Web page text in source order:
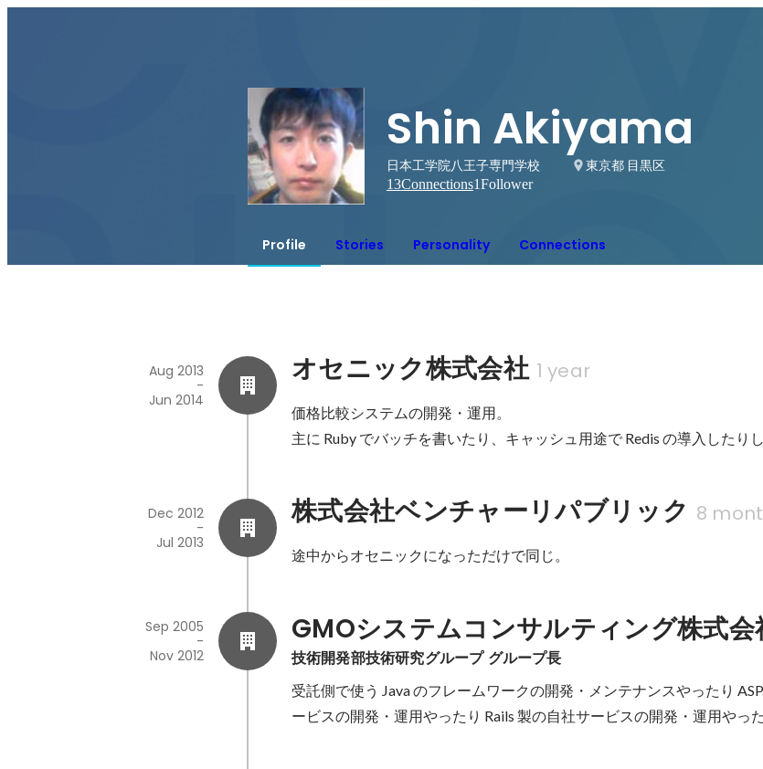
Shin Akiyama
日本工学院八王子専門学校
東京都 目黒区
13Connections1Follower
Profile Stories Personality Connections
オセニック株式会社 1 year
Aug 2013
-
Jun 2014
価格比較システムの開発・運用。
主に Ruby でバッチを書いたり、キャッシュ用途で Redis の導入したりし
株式会社ベンチャーリパブリック 8
Dec 2012
-
Jul 2013
途中からオセニックになっただけで同じ。
GMOシステムコンサルティング株式会
技術開発部技術研究グループ グループ長
Sep 2005
-
Nov 2012
受託側で使う Java のフレームワークの開発・メンテナンスやったり
ービスの開発・運用やったり Rails 製の自社サービスの開発・運用やった